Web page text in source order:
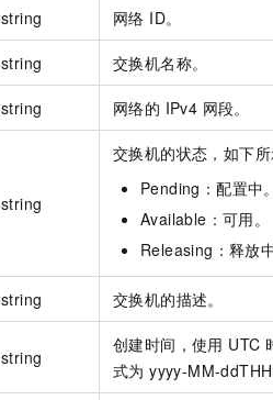
string 网络 ID。
string 交换机名称。
string 网络的 IPv4 网段。
string
交换机的状态，如下所
Pending：配置中。
Available：可用。
Releasing：释放中
string 交换机的描述。
string
创建时间，使用 UTC
式为 yyyy-MM-